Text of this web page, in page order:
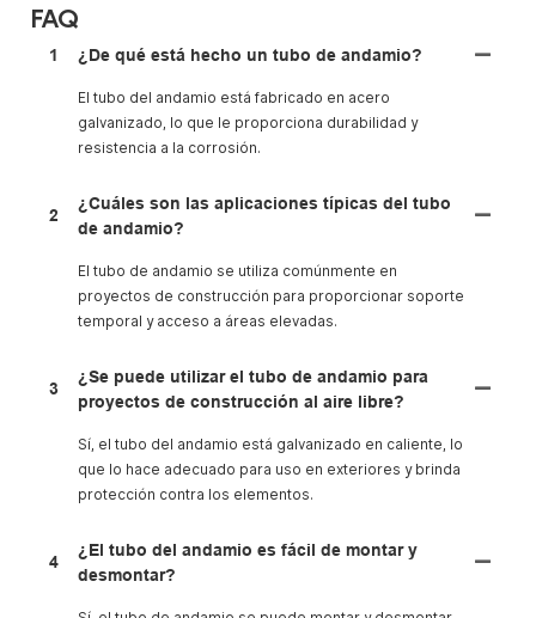
FAQ
1 ¿De qué está hecho un tubo de andamio?
El tubo del andamio está fabricado en acero
galvanizado, lo que le proporciona durabilidad y
resistencia a la corrosión.
2
¿Cuáles son las aplicaciones típicas del tubo
de andamio?
El tubo de andamio se utiliza comúnmente en
proyectos de construcción para proporcionar soporte
temporal y acceso a áreas elevadas.
3
¿Se puede utilizar el tubo de andamio para
proyectos de construcción al aire libre?
Sí, el tubo del andamio está galvanizado en caliente, lo
que lo hace adecuado para uso en exteriores y brinda
protección contra los elementos.
4
¿El tubo del andamio es fácil de montar y
desmontar?